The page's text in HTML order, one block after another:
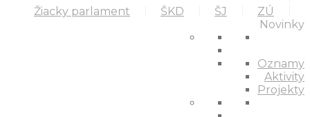
Žiacky parlament
ŠKD ŠJ ZÚ
Novinky
Oznamy
Aktivity
Projekty